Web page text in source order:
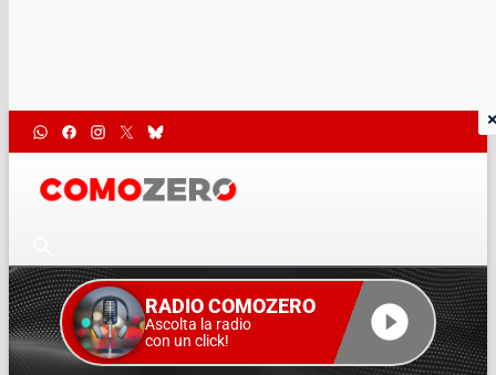
RADIO COMOZERO
Ascolta la radio
con un click!